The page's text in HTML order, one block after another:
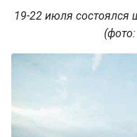
19-22 июля состоялся